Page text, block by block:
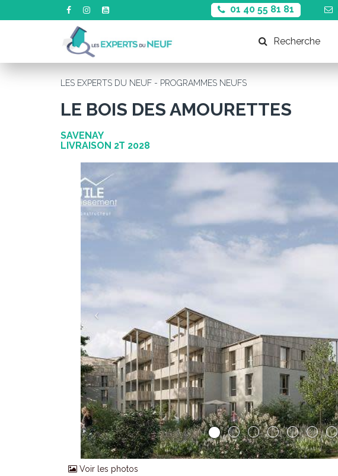
01 40 55 81 81
Recherche
LES EXPERTS DU NEUF - PROGRAMMES NEUFS
LE BOIS DES AMOURETTES
SAVENAY
LIVRAISON 2T 2028
Précédent
Voir les photos